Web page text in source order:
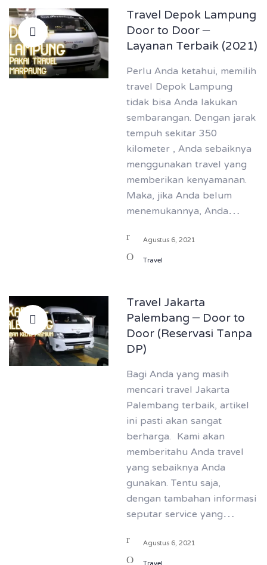
Travel Depok Lampung
Door to Door –
Layanan Terbaik (2021)
Perlu Anda ketahui, memilih
travel Depok Lampung
tidak bisa Anda lakukan
sembarangan. Dengan jarak
tempuh sekitar 350
kilometer , Anda sebaiknya
menggunakan travel yang
memberikan kenyamanan.
Maka, jika Anda belum
menemukannya, Anda…
Agustus 6, 2021
Travel
Travel Jakarta
Palembang – Door to
Door (Reservasi Tanpa
DP)
Bagi Anda yang masih
mencari travel Jakarta
Palembang terbaik, artikel
ini pasti akan sangat
berharga. Kami akan
memberitahu Anda travel
yang sebaiknya Anda
gunakan. Tentu saja,
dengan tambahan informasi
seputar service yang…
Agustus 6, 2021